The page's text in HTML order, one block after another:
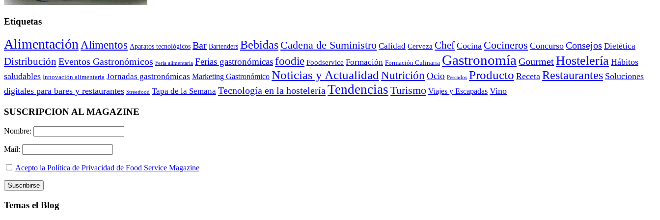
Etiquetas
Alimentación Alimentos Aparatos tecnológicos Bar Bartenders Bebidas Cadena de Suministro Calidad Cerveza Chef Cocina Cocineros Concurso Consejos Dietética
Distribución Eventos Gastronómicos Feria alimentaria Ferias gastronómicasfoodie Foodservice Formación Formación Culinaria Gastronomía GourmetHostelería Hábitos
saludables Innovación alimentaria Jornadas gastronómicas Marketing Gastronómico Noticias y Actualidad Nutrición Ocio Pescados Producto Receta Restaurantes Soluciones
digitales para bares y restaurantes Streetfood Tapa de la Semana Tecnología en la hostelería Tendencias Turismo Viajes y Escapadas Vino
SUSCRIPCION AL MAGAZINE
Nombre:
Mail:
Acepto la Política de Privacidad de Food Service Magazine
Temas el Blog